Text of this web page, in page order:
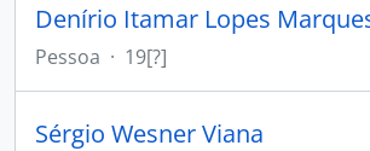
Denírio Itamar Lopes
Pessoa · 19[?]
Sérgio Wesner Viana